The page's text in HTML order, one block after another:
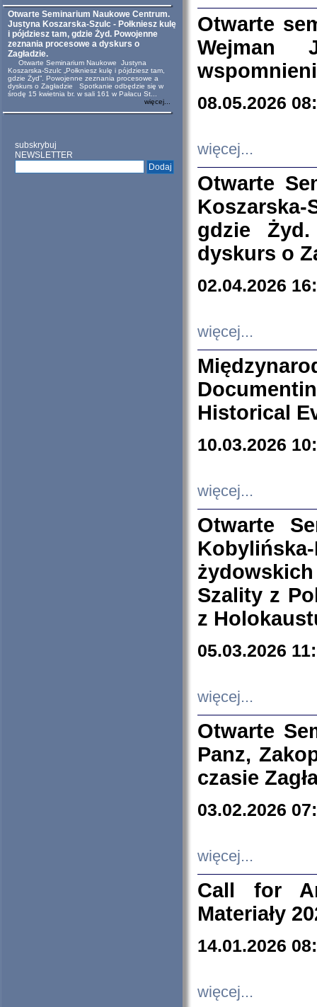
Otwarte Seminarium Naukowe Centrum.
Justyna Koszarska-Szulc - Połkniesz kulę
i pójdziesz tam, gdzie Żyd. Powojenne
zeznania procesowe a dyskurs o
Zagładzie.
Otwarte Seminarium Naukowe Justyna
Koszarska-Szulc „Połkniesz kulę i pójdziesz tam,
gdzie Żyd”. Powojenne zeznania procesowe a
dyskurs o Zagładzie Spotkanie odbędzie się w
środę 15 kwietnia br. w sali 161 w Pałacu St...
więcej...
subskrybuj
NEWSLETTER
Otwarte
Wejman
08.05.2026
więcej...
Otwarte
Koszarska-
gdzie
dyskurs o
02.04.2026
więcej...
Historical
10.03.2026
więcej...
Otwarte
Szality z
z
05.03.2026
więcej...
Otwarte
Panz,
czasie
03.02.2026
więcej...
Call for
Materiały
14.01.2026
więcej...